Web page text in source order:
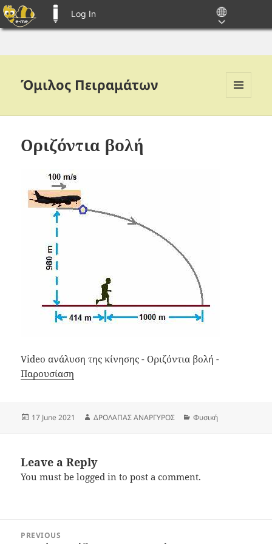
Log In
Όμιλος Πειραμάτων
Οριζόντια βολή
Video ανάλυση της κίνησης - Οριζόντια βολή -
Παρουσίαση
Posted
17 June 2021 Author
ΔΡΟΛΑΠΑΣ ΑΝΑΡΓΥΡΟΣ Categories
Φυσική
Leave a Reply
You must belogged in to post a comment.
navigation
PREVIOUS